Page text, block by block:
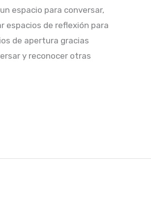
espacio para conversar,
espacios de reflexión para
de apertura gracias
y reconocer otras